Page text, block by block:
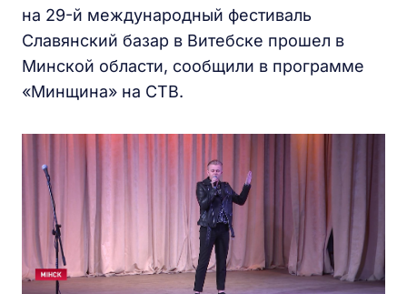
на 29-й международный фестиваль
Славянский базар в Витебске прошел в
Минской области, сообщили в программе
«Минщина» на СТВ.